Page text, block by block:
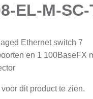
EL-M-
Ethernet switch 7
en 1 100BaseFX
dit product te zien.